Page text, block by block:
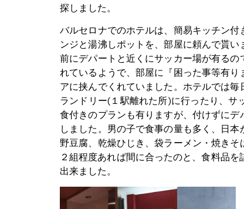
探しました。
バルセロナでのホテルは、簡易キッチン
ンジと湯沸しポットを、部屋に頼んで貰
前にデパートと近くにサッカー場が有る
れているようで、部屋に『困った事等有
アに挟んでくれていました。ホテルでは
ランドリー(１駅離れた所)に行ったり、サ
食付きのプランも有りますが、付けずに
しました。男の子で食事の量も多く、日
野豆腐、乾燥ひじき、袋ラーメン・焼き
２組程度あれば間に合ったのと、食料品
出来ました。